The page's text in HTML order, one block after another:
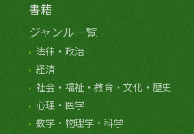
書籍
ジャンル一覧
法律・政治
経済
社会・福祉・教育・文化・歴史
心理・医学
数学・物理学・科学